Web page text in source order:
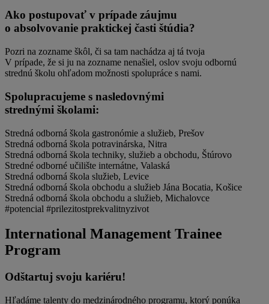
Ako postupovať v prípade záujmu
o absolvovanie praktickej časti štúdia?
Pozri na zozname škôl, či sa tam nachádza aj tá tvoja
V prípade, že si ju na zozname nenašiel, oslov svoju odbornú
strednú školu ohľadom možnosti spolupráce s nami.
Spolupracujeme s nasledovnými
strednými školami:
Stredná odborná škola gastronómie a služieb, Prešov
Stredná odborná škola potravinárska, Nitra
Stredná odborná škola techniky, služieb a obchodu, Štúrovo
Stredné odborné učilište internátne, Valaská
Stredná odborná škola služieb, Levice
Stredná odborná škola obchodu a služieb Jána Bocatia, Košice
Stredná odborná škola obchodu a služieb, Michalovce
#potencial #prilezitostprekvalitnyzivot
International Management Trainee
Program
Odštartuj svoju kariéru!
Hľadáme talenty do medzinárodného programu, ktorý ponúka